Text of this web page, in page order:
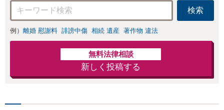
検索
例） 離婚 慰謝料 誹謗中傷 相続 遺産 著作物 違法
無料法律相談
新しく投稿する